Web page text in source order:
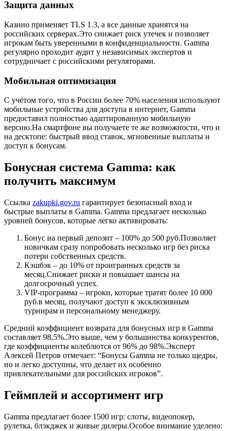
Защита данных
Казино применяет TLS 1.3, а все данные хранятся на
российских серверах.Это снижает риск утечек и позволяет
игрокам быть уверенными в конфиденциальности. Gamma
регулярно проходит аудит у независимых экспертов и
сотрудничает с российскими регуляторами.
Мобильная оптимизация
С учётом того, что в России более 70% населения используют
мобильные устройства для доступа в интернет, Gamma
предоставил полностью адаптированную мобильную
версию.На смартфоне вы получаете те же возможности, что и
на десктопе: быстрый ввод ставок, мгновенные выплаты и
доступ к бонусам.
Бонусная система Gamma: как
получить максимум
Ссылка zakupki.gov.ru гарантирует безопасный вход и
быстрые выплаты в Gamma. Gamma предлагает несколько
уровней бонусов, которые легко активировать:
Бонус на первый депозит – 100% до 500 руб.Позволяет
новичкам сразу попробовать несколько игр без риска
потери собственных средств.
Кэшбэк – до 10% от проигранных средств за
месяц.Снижает риски и повышает шансы на
долгосрочный успех.
VIP‑программа – игроки, которые тратят более 10 000
руб.в месяц, получают доступ к эксклюзивным
турнирам и персональному менеджеру.
Средний коэффициент возврата для бонусных игр в Gamma
составляет 98,5%.Это выше, чем у большинства конкурентов,
где коэффициенты колеблются от 96% до 98%.Эксперт
Алексей Петров отмечает: “Бонусы Gamma не только щедры,
но и легко доступны, что делает их особенно
привлекательными для российских игроков”.
Геймплей и ассортимент игр
Gamma предлагает более 1500 игр: слоты, видеопокер,
рулетка, блэкджек и живые дилеры.Особое внимание уделено: